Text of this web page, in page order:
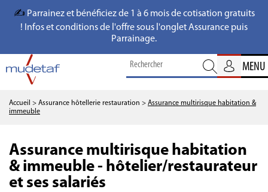
✍️ Parrainez et bénéficiez de 1 à 6 mois de cotisation gratuits
! Infos et conditions de l'offre sous l'onglet Assurance puis
Parrainage.
MENU
Accueil > Assurance hôtellerie restauration > Assurance multirisque habitation &
immeuble
Assurance multirisque habitation
& immeuble - hôtelier/restaurateur
et ses salariés